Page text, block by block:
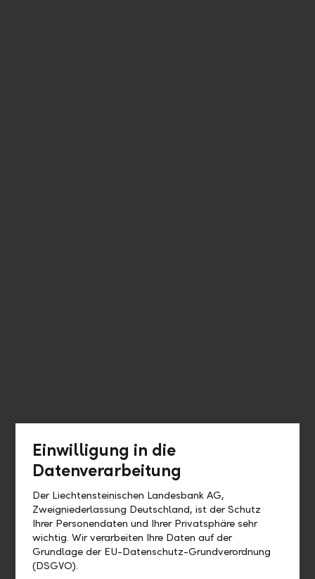
Einwilligung in die
Datenverarbeitung
Der Liechtensteinischen Landesbank AG,
Zweigniederlassung Deutschland, ist der Schutz
Ihrer Personendaten und Ihrer Privatsphäre sehr
wichtig. Wir verarbeiten Ihre Daten auf der
Grundlage der EU-Datenschutz-Grundverordnung
(DSGVO).